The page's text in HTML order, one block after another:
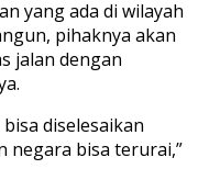
yang ada di wilayah
pihaknya akan
jalan dengan
diselesaikan
negara bisa terurai,”